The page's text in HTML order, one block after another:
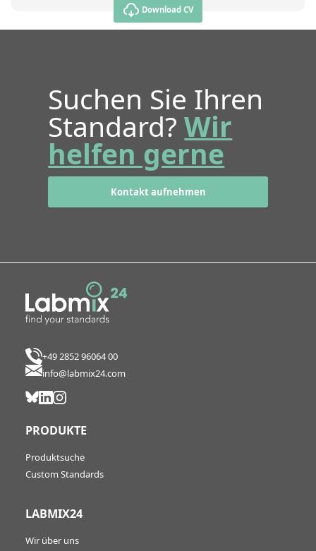
Download CV
Suchen Sie Ihren
Standard?Wir
helfen gerne
Kontakt aufnehmen
+49 2852 96064 00
info@labmix24.com
PRODUKTE
Produktsuche
Custom Standards
LABMIX24
Wir über uns